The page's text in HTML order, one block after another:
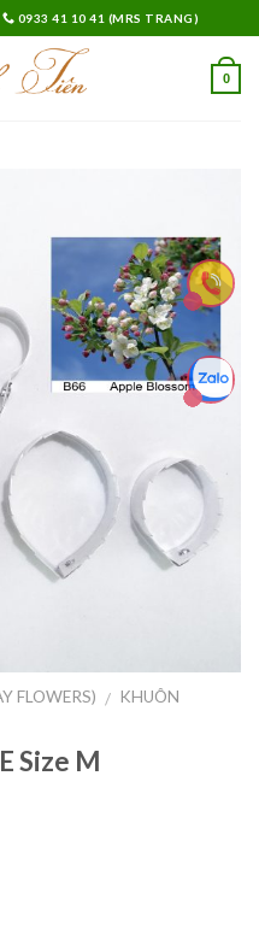
0933 41 10 41 (MRS TRANG)
0
FLOWERS) / KHUÔN
Size M